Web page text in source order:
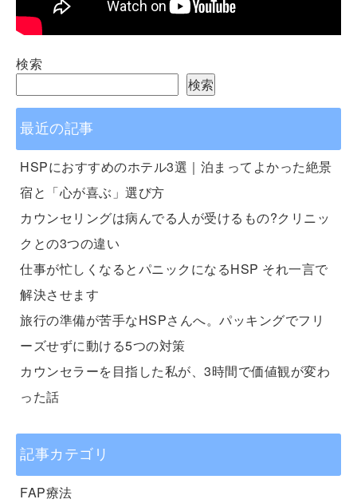
検索
検索
最近の記事
HSPにおすすめのホテル3選｜泊まってよかった絶景
宿と「心が喜ぶ」選び方
カウンセリングは病んでる人が受けるもの?クリニッ
クとの3つの違い
仕事が忙しくなるとパニックになるHSP それ一言で
解決させます
旅行の準備が苦手なHSPさんへ。パッキングでフリ
ーズせずに動ける5つの対策
カウンセラーを目指した私が、3時間で価値観が変わ
った話
記事カテゴリ
FAP療法